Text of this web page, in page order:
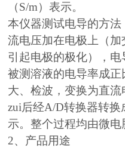
（S/m）表示。
本仪器测试电导的方
流电压加在电极上（
引起电极的极化），
被测溶液的电导率成
大、检波，变换为直
zui后经A/D转换器转
示。整个过程均由微电
2、产品用途